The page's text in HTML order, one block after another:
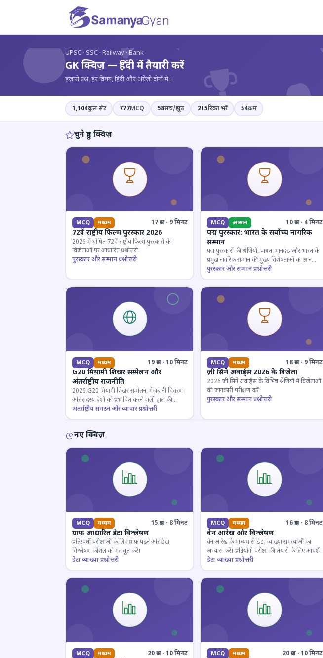
? UPSC · SSC · Railway · Bank
GK क्विज़ — हिंदी में तैयारी करें
हज़ारों प्रश्न, हर विषय, हिंदी और अंग्रेज़ी दोनों में।
1,104कुल सेट 777MCQ 58सच/झूठ 215रिक्त भरें 54क्रम
चुने हुए क्विज़
MCQ मध्यम 17 प्रश्न · 9 मिनट
72वें राष्ट्रीय फिल्म पुरस्कार 2026
2026 में घोषित 72वें राष्ट्रीय फिल्म पुरस्कारों के
विजेताओं पर आधारित प्रश्नोत्तरी।
पुरस्कार और सम्मान प्रश्नोत्तरी
MCQ आसान 10 प्रश्न · 4 मिनट
पद्म पुरस्कार: भारत के सर्वोच्च नागरिक
सम्मान
पद्म पुरस्कारों की श्रेणियों, पात्रता मानदंड और भारत के
प्रमुख नागरिक सम्मान की मुख्य विशेषताओं का ज्ञान
परखें।
पुरस्कार और सम्मान प्रश्नोत्तरी
MCQ मध्यम 19 प्रश्न · 10 मिनट
G20 मियामी शिखर सम्मेलन और
अंतर्राष्ट्रीय राजनीति
2026 G20 मियामी शिखर सम्मेलन, मेजबानी विवरण
और सदस्य देशों को प्रभावित करने वाली हाल की
राजनयिक घटनाओं पर ज्ञान परीक्षण करें।
अंतर्राष्ट्रीय संगठन और व्यापार प्रश्नोत्तरी
MCQ मध्यम 18 प्रश्न · 9 मिनट
ज़ी सिने अवार्ड्स 2026 के विजेता
2026 जी सिने अवार्ड्स के विभिन्न श्रेणियों में विजेताओं
की जानकारी परीक्षण करें।
पुरस्कार और सम्मान प्रश्नोत्तरी
नए क्विज़
MCQ मध्यम 15 प्रश्न · 8 मिनट
ग्राफ आधारित डेटा विश्लेषण
प्रतिस्पर्धी परीक्षाओं के लिए ग्राफ पढ़ने और डेटा
विश्लेषण कौशल को मजबूत करें।
डेटा व्याख्या प्रश्नोत्तरी
MCQ मध्यम 16 प्रश्न · 8 मिनट
वेन आरेख और विश्लेषण
वेन आरेख के माध्यम से डेटा व्याख्या समस्याओं का
अभ्यास करें। प्रतियोगी परीक्षा की तैयारी के लिए आदर्श।
डेटा व्याख्या प्रश्नोत्तरी
MCQ मध्यम 20 प्रश्न · 10 मिनट MCQ मध्यम 20 प्रश्न · 10 मिनट